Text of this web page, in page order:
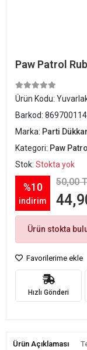
Paw Patrol
Ürün Kodu:
Barkod:
Marka: Parti
Kategori: Paw Patrol
Stok: Stokta yok
%10
indirim
50,00
Ürün stokta
Favorilerime ekle
Hızlı Gönderi
Ürün Açıklaması